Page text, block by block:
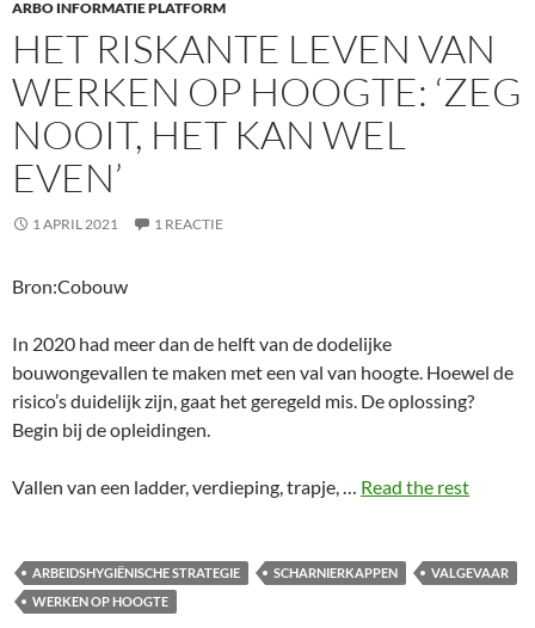
ARBO INFORMATIE PLATFORM
HET RISKANTE LEVEN VAN
WERKEN OP HOOGTE: ‘ZEG
NOOIT, HET KAN WEL
EVEN’
1 APRIL 2021 1 REACTIE
Bron:Cobouw
In 2020 had meer dan de helft van de dodelijke
bouwongevallen te maken met een val van hoogte. Hoewel de
risico’s duidelijk zijn, gaat het geregeld mis. De oplossing?
Begin bij de opleidingen.
Vallen van een ladder, verdieping, trapje, … Read the rest
ARBEIDSHYGIËNISCHE STRATEGIE SCHARNIERKAPPEN
VALGEVAAR
WERKEN OP HOOGTE